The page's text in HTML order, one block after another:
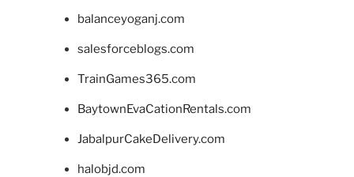
balanceyoganj.com
salesforceblogs.com
TrainGames365.com
BaytownEvaCationRentals.com
JabalpurCakeDelivery.com
halobjd.com